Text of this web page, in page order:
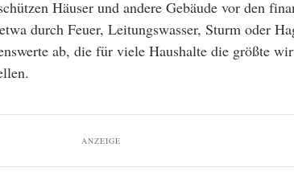
Häuser und andere Gebäude vor den
durch Feuer, Leitungswasser, Sturm oder
ab, die für viele Haushalte die größte
ANZEIGE